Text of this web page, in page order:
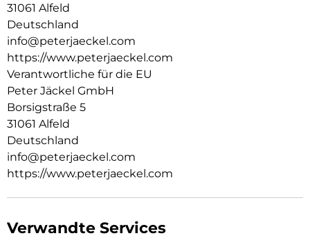
31061 Alfeld
Deutschland
info@peterjaeckel.com
https://www.peterjaeckel.com
Verantwortliche für die EU
Peter Jäckel GmbH
Borsigstraße 5
31061 Alfeld
Deutschland
info@peterjaeckel.com
https://www.peterjaeckel.com
Verwandte Services